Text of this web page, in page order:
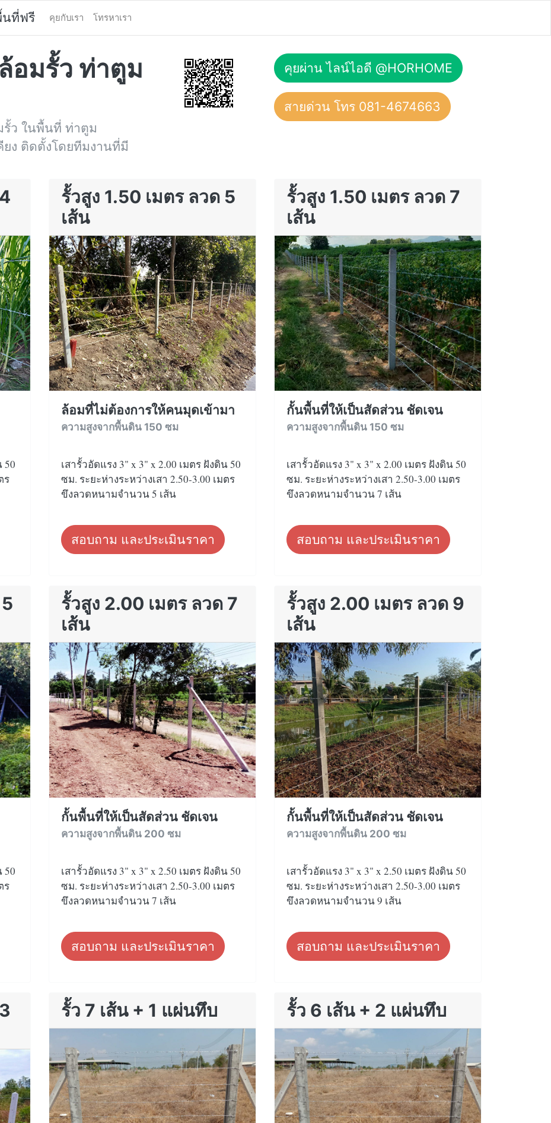
นที่ฟรี คุยกับเรา โทรหาเรา
อมรั้ว ท่าตูม
รั้ว ในพื้นที่ ท่าตูม
ยง ติดตั้งโดยทีมงานที่มี
คุยผ่าน ไลน์ไอดี @HORHOME
สายด่วน โทร 081-4674663
50
ร
รั้วสูง 1.50 เมตร ลวด 5
เส้น
ล้อมที่ไม่ต้องการให้คนมุดเข้ามา
ความสูงจากพื้นดิน 150 ซม
เสารั้วอัดแรง 3" x 3" x 2.00 เมตร ฝังดิน 50
ซม. ระยะห่างระหว่างเสา 2.50-3.00 เมตร
ขึงลวดหนามจำนวน 5 เส้น
สอบถาม และประเมินราคา
รั้วสูง 1.50 เมตร ลวด 7
เส้น
กั้นพื้นที่ให้เป็นสัดส่วน ชัดเจน
ความสูงจากพื้นดิน 150 ซม
เสารั้วอัดแรง 3" x 3" x 2.00 เมตร ฝังดิน 50
ซม. ระยะห่างระหว่างเสา 2.50-3.00 เมตร
ขึงลวดหนามจำนวน 7 เส้น
สอบถาม และประเมินราคา
50
ร
รั้วสูง 2.00 เมตร ลวด 7
เส้น
กั้นพื้นที่ให้เป็นสัดส่วน ชัดเจน
ความสูงจากพื้นดิน 200 ซม
เสารั้วอัดแรง 3" x 3" x 2.50 เมตร ฝังดิน 50
ซม. ระยะห่างระหว่างเสา 2.50-3.00 เมตร
ขึงลวดหนามจำนวน 7 เส้น
สอบถาม และประเมินราคา
รั้วสูง 2.00 เมตร ลวด 9
เส้น
กั้นพื้นที่ให้เป็นสัดส่วน ชัดเจน
ความสูงจากพื้นดิน 200 ซม
เสารั้วอัดแรง 3" x 3" x 2.50 เมตร ฝังดิน 50
ซม. ระยะห่างระหว่างเสา 2.50-3.00 เมตร
ขึงลวดหนามจำนวน 9 เส้น
สอบถาม และประเมินราคา
รั้ว 7 เส้น + 1 แผ่นทึบ รั้ว 6 เส้น + 2 แผ่นทึบ